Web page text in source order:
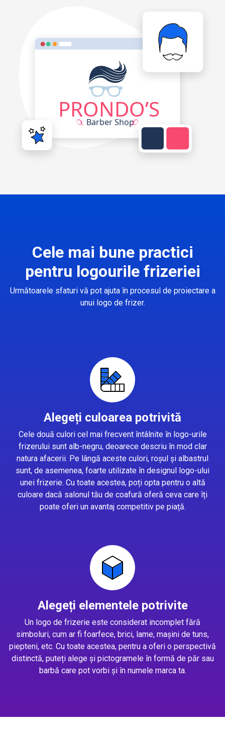
Cele mai bune practici
pentru logourile frizeriei
Următoarele sfaturi vă pot ajuta în procesul de proiectare a
unui logo de frizer.
Alegeți culoarea potrivită
Cele două culori cel mai frecvent întâlnite în logo-urile
frizerului sunt alb-negru, deoarece descriu în mod clar
natura afacerii. Pe lângă aceste culori, roșul și albastrul
sunt, de asemenea, foarte utilizate în designul logo-ului
unei frizerie. Cu toate acestea, poți opta pentru o altă
culoare dacă salonul tău de coafură oferă ceva care îți
poate oferi un avantaj competitiv pe piață.
Alegeți elementele potrivite
Un logo de frizerie este considerat incomplet fără
simboluri, cum ar fi foarfece, brici, lame, mașini de tuns,
piepteni, etc. Cu toate acestea, pentru a oferi o perspectivă
distinctă, puteți alege și pictogramele în formă de păr sau
barbă care pot vorbi și în numele marca ta.